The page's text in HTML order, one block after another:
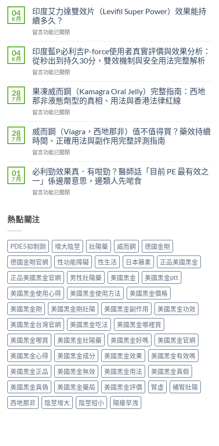
04
8 月
印度艾力達雙效片（Levifil Super Power）效果能持
續多久？
在
度
艾
力
達
效
片
（Levifil
Super
效
果
持
多
久？〉
中
留言功能已關閉
04
8 月
印度藍P必利吉P-force使用者真實評價與效果分析：
從秒出到持久30分，雙效機制與安全用法完整解析
在
度
藍
P
必
吉
P-
force
使
者
真
評
效
析：
從
秒
出
到
持
久
30
分，
雙
效
機
制
與
安
全
用
法
完
整
留言功能已關閉
28
7 月
果凍威而鋼（Kamagra Oral Jelly）完整指南：西地
那非液態劑型的真相、用法與香港法律紅線
在
凍
威
而
鋼
Oral
Jelly）
整
西
非
液
態
劑
型
的
真
相、
用
法
與
香
港
法
律
紅
線〉
中
留言功能已關閉
28
7 月
威而鋼（Viagra，西地那非）值不值得買？藥效持續
時間、正確用法與副作用完整評測指南
在
而
鋼
（Viagra，
西
非）
值
得
買？
藥
效
持
續
時
間、
正
確
用
法
與
副
作
用
完
整
評
測
留言功能已關閉
01
7 月
必利勁效果真．有咁勁？醫師話「目前 PE 最有效之
一」係邊層意思，邊類人先啱食
在
勁
效
真．
有
咁
勁？
醫
師
話
「目
前
PE
最
有
效
之
一」
係
邊
層
意
思，
邊
留言功能已關閉
熱點關注
PDE5抑制劑 增大陰莖 壯陽藥 威而鋼
德國金剛
德國金剛官網
性功能障礙 性生活 日本藤素
正品美國黑金
正品美國黑金官網
男性壯陽藥 美國黑金
美國黑金ptt
美國黑金使用心得
美國黑金使用方法
美國黑金價格
美國黑金剛
美國黑金剛壯陽 美國黑金副作用
美國黑金功效
美國黑金台灣官網
美國黑金吃法
美國黑金哪裡買
美國黑金哪買
美國黑金壯陽藥 美國黑金好嗎
美國黑金官網
美國黑金心得
美國黑金成分 美國黑金效果
美國黑金有效嗎
美國黑金正品
美國黑金無效 美國黑金用法
美國黑金真假
美國黑金真偽
美國黑金藥局 美國黑金評價 腎虛
補腎壯陽
西地那非
陰莖增大 陰莖短小 陽痿早洩